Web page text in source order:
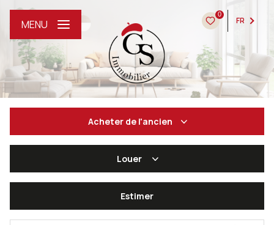
0
FR
MENU
Acheter de l'ancien
De l'immo pro
Louer
De l'immo pro
Estimer